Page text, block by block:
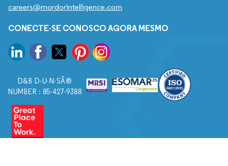
careers@mordorintelligence.com
CONECTE-SE CONOSCO AGORA MESMO
D&B D-U-N-SÂ®
NUMBER : 85-427-9388